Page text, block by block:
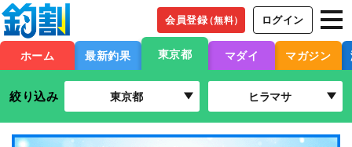
会員登録（無料） ログイン
ホーム 最新釣果 東京都 マダイ マガジン
絞り込み 東京都 ヒラマサ